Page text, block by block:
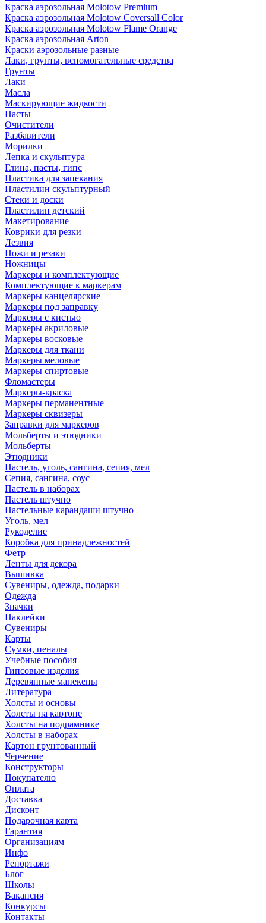
Краска аэрозольная Molotow Premium
Краска аэрозольная Molotow Coversall Color
Краска аэрозольная Molotow Flame Orange
Краска аэрозольная Arton
Краски аэрозольные разные
Лаки, грунты, вспомогательные средства
Грунты
Лаки
Масла
Маскирующие жидкости
Пасты
Очистители
Разбавители
Морилки
Лепка и скульптура
Глина, пасты, гипс
Пластика для запекания
Пластилин скульптурный
Стеки и доски
Пластилин детский
Макетирование
Коврики для резки
Лезвия
Ножи и резаки
Ножницы
Маркеры и комплектующие
Комплектующие к маркерам
Маркеры канцелярские
Маркеры под заправку
Маркеры с кистью
Маркеры акриловые
Маркеры восковые
Маркеры для ткани
Маркеры меловые
Маркеры спиртовые
Фломастеры
Маркеры-краска
Маркеры перманентные
Маркеры сквизеры
Заправки для маркеров
Мольберты и этюдники
Мольберты
Этюдники
Пастель, уголь, сангина, сепия, мел
Сепия, сангина, соус
Пастель в наборах
Пастель штучно
Пастельные карандаши штучно
Уголь, мел
Рукоделие
Коробка для принадлежностей
Фетр
Ленты для декора
Вышивка
Сувениры, одежда, подарки
Одежда
Значки
Наклейки
Сувениры
Карты
Сумки, пеналы
Учебные пособия
Гипсовые изделия
Деревянные манекены
Литература
Холсты и основы
Холсты на картоне
Холсты на подрамнике
Холсты в наборах
Картон грунтованный
Черчение
Конструкторы
Покупателю
Оплата
Доставка
Дисконт
Подарочная карта
Гарантия
Организациям
Инфо
Репортажи
Блог
Школы
Вакансия
Конкурсы
Контакты